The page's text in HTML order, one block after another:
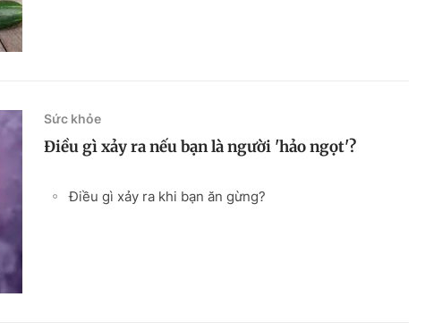
Sức khỏe
Điều gì xảy ra nếu bạn là người 'hảo ngọt'?
Điều gì xảy ra khi bạn ăn gừng?